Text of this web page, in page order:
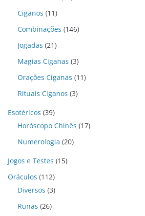
Ciganos (11)
Combinações (146)
Jogadas (21)
Magias Ciganas (3)
Orações Ciganas (11)
Rituais Ciganos (3)
Esotéricos (39)
Horóscopo Chinês (17)
Numerologia (20)
Jogos e Testes (15)
Oráculos (112)
Diversos (3)
Runas (26)